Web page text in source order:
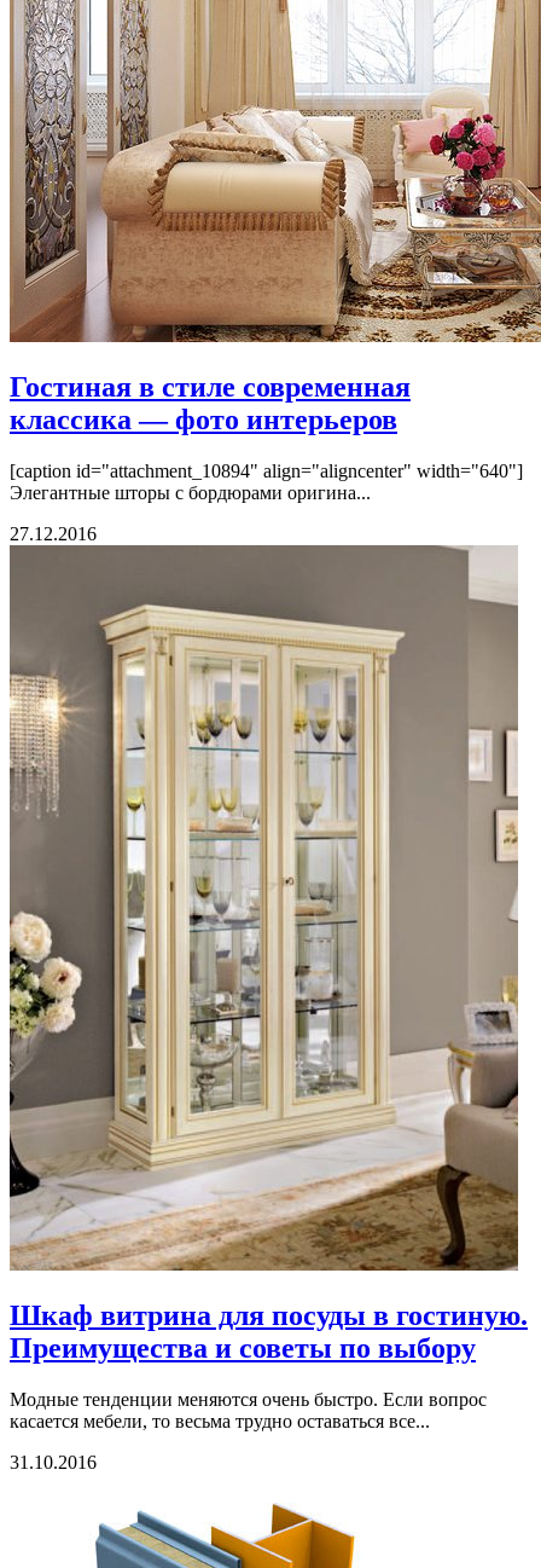
Гостиная в стиле современная
классика — фото интерьеров
[caption id="attachment_10894" align="aligncenter" width="640"]
Элегантные шторы с бордюрами оригина...
27.12.2016
Шкаф витрина для посуды в гостиную.
Преимущества и советы по выбору
Модные тенденции меняются очень быстро. Если вопрос
касается мебели, то весьма трудно оставаться все...
31.10.2016